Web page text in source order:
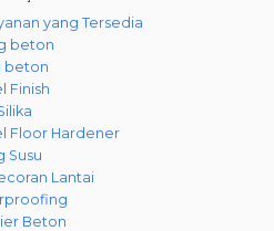
yang Tersedia
beton
beton
Finish
Floor Hardener
Susu
Lantai
Beton